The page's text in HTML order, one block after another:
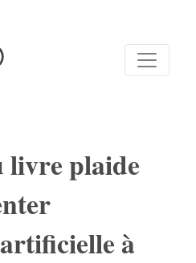
livre plaide
à